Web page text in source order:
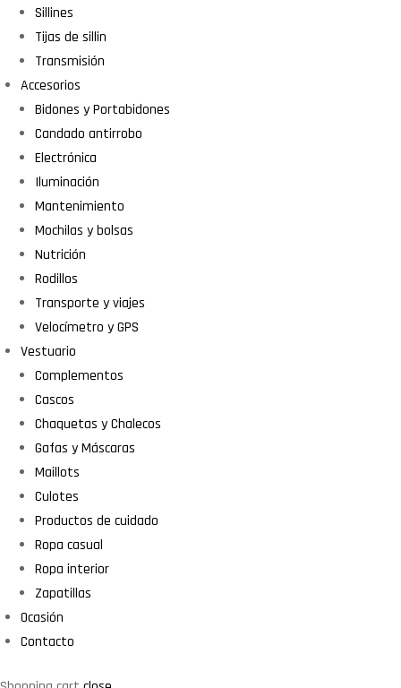
Sillines
Tijas de sillin
Transmisión
Accesorios
Bidones y Portabidones
Candado antirrobo
Electrónica
Iluminación
Mantenimiento
Mochilas y bolsas
Nutrición
Rodillos
Transporte y viajes
Velocímetro y GPS
Vestuario
Complementos
Cascos
Chaquetas y Chalecos
Gafas y Máscaras
Maillots
Culotes
Productos de cuidado
Ropa casual
Ropa interior
Zapatillas
Ocasión
Contacto